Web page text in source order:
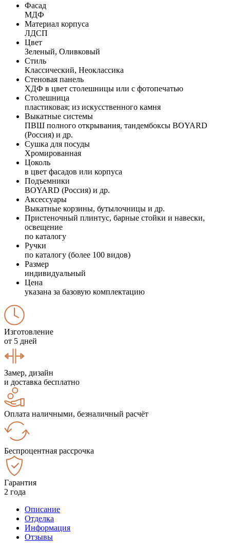
Фасад
МДФ
Материал корпуса
ЛДСП
Цвет
Зеленый, Оливковый
Стиль
Классический, Неоклассика
Стеновая панель
ХДФ в цвет столешницы или с фотопечатью
Столешница
пластиковая; из искусственного камня
Выкатные системы
ПВШ полного открывания, тандембоксы BOYARD
(Россия) и др.
Сушка для посуды
Хромированная
Цоколь
в цвет фасадов или корпуса
Подъемники
BOYARD (Россия) и др.
Аксессуары
Выкатные корзины, бутылочницы и др.
Пристеночный плинтус, барные стойки и навески,
освещение
по каталогу
Ручки
по каталогу (более 100 видов)
Размер
индивидуальный
Цена
указана за базовую комплектацию
Изготовление
от 5 дней
Замер, дизайн
и доставка бесплатно
Оплата наличными, безналичный расчёт
Беспроцентная рассрочка
Гарантия
2 года
Описание
Отделка
Информация
Отзывы